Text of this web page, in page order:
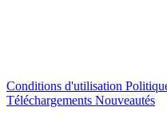
Conditions d'utilisation
Téléchargements Nouveautés